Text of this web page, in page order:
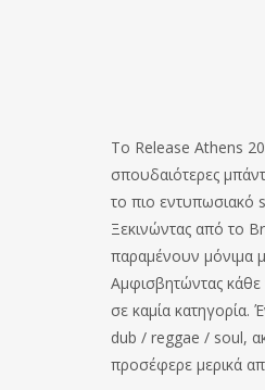
To Release Athens
σπουδαιότερες
το πιο εντυπωσιακό
Ξεκινώντας από το
παραμένουν μόνιμα
Αμφισβητώντας
σε καμία κατηγορία.
dub / reggae / soul,
προσέφερε μερικά